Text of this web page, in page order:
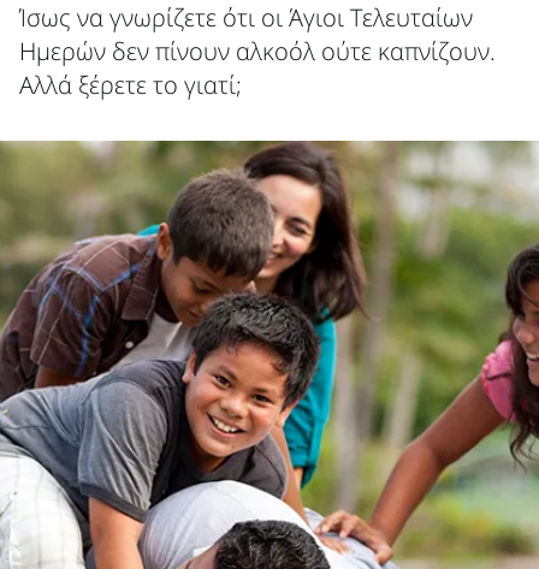
Ίσως να γνωρίζετε ότι οι Άγιοι Τελευταίων
Ημερών δεν πίνουν αλκοόλ ούτε καπνίζουν.
Αλλά ξέρετε το γιατί;